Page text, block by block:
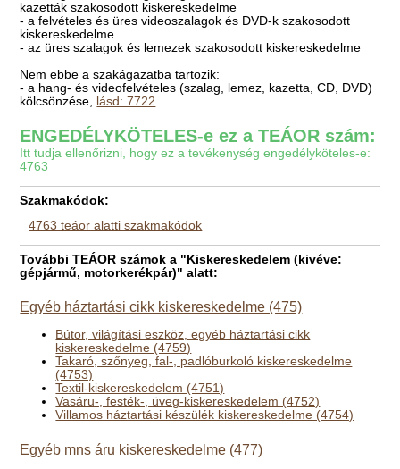
kazetták szakosodott kiskereskedelme
- a felvételes és üres videoszalagok és DVD-k szakosodott
kiskereskedelme.
- az üres szalagok és lemezek szakosodott kiskereskedelme
Nem ebbe a szakágazatba tartozik:
- a hang- és videofelvételes (szalag, lemez, kazetta, CD, DVD)
kölcsönzése, lásd: 7722
ENGEDÉLYKÖTELES-e ez a TEÁOR szám:
Itt tudja ellenőrizni, hogy ez a tevékenység engedélyköteles-e:
4763
Szakmakódok:
4763 teáor alatti szakmakódok
További TEÁOR számok a "Kiskereskedelem (kivéve:
gépjármű, motorkerékpár)" alatt:
Egyéb háztartási cikk kiskereskedelme (475)
Bútor, világítási eszköz, egyéb háztartási cikk
kiskereskedelme (4759)
Takaró, szőnyeg, fal-, padlóburkoló kiskereskedelme
(4753)
Textil-kiskereskedelem (4751)
Vasáru-, festék-, üveg-kiskereskedelem (4752)
Villamos háztartási készülék kiskereskedelme (4754)
Egyéb mns áru kiskereskedelme (477)